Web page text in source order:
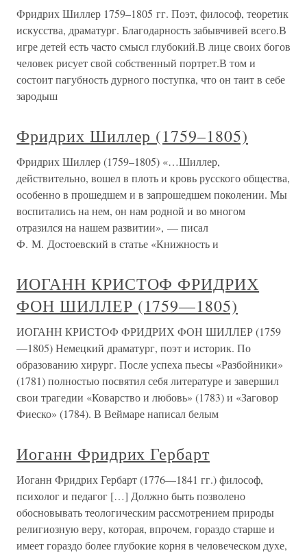
Фридрих Шиллер 1759–1805 гг. Поэт, философ, теоретик
искусства, драматург. Благодарность забывчивей всего.В
игре детей есть часто смысл глубокий.В лице своих богов
человек рисует свой собственный портрет.В том и
состоит пагубность дурного поступка, что он таит в себе
зародыш
Фридрих Шиллер (1759–1805)
Фридрих Шиллер (1759–1805) «…Шиллер,
действительно, вошел в плоть и кровь русского общества,
особенно в прошедшем и в запрошедшем поколении. Мы
воспитались на нем, он нам родной и во многом
отразился на нашем развитии», — писал
Ф. М. Достоевский в статье «Книжность и
ИОГАНН КРИСТОФ ФРИДРИХ
ФОН ШИЛЛЕР (1759—1805)
ИОГАНН КРИСТОФ ФРИДРИХ ФОН ШИЛЛЕР (1759
—1805) Немецкий драматург, поэт и историк. По
образованию хирург. После успеха пьесы «Разбойники»
(1781) полностью посвятил себя литературе и завершил
свои трагедии «Коварство и любовь» (1783) и «Заговор
Фиеско» (1784). В Веймаре написал белым
Иоганн Фридрих Гербарт
Иоганн Фридрих Гербарт (1776—1841 гг.) философ,
психолог и педагог […] Должно быть позволено
обосновывать теологическим рассмотрением природы
религиозную веру, которая, впрочем, гораздо старше и
имеет гораздо более глубокие корня в человеческом духе,